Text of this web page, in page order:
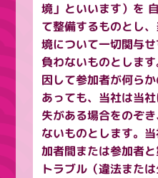
境」といいます）を
て整備するものとし
境について一切関与
負わないものとしま
因して参加者が何ら
あっても、当社は当
失がある場合をのぞ
ないものとします。
加者間または参加者
トラブル（違法また